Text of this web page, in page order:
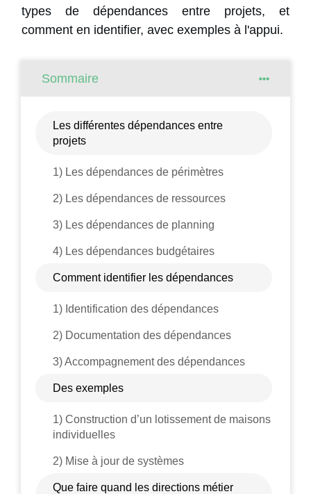
types de dépendances entre projets, et
comment en identifier, avec exemples à l'appui.
Sommaire
Les différentes dépendances entre
projets
1) Les dépendances de périmètres
2) Les dépendances de ressources
3) Les dépendances de planning
4) Les dépendances budgétaires
Comment identifier les dépendances
1) Identification des dépendances
2) Documentation des dépendances
3) Accompagnement des dépendances
Des exemples
1) Construction d’un lotissement de maisons
individuelles
2) Mise à jour de systèmes
Que faire quand les directions métier